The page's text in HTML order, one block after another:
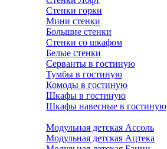
Стенки горки
Мини стенки
Большие стенки
Стенки со шкафом
Белые стенки
Серванты в гостиную
Тумбы в гостиную
Комоды в гостиную
Шкафы в гостиную
Шкафы навесные в гостиную
Модульная детская Ассоль
Модульная детская Ацтека